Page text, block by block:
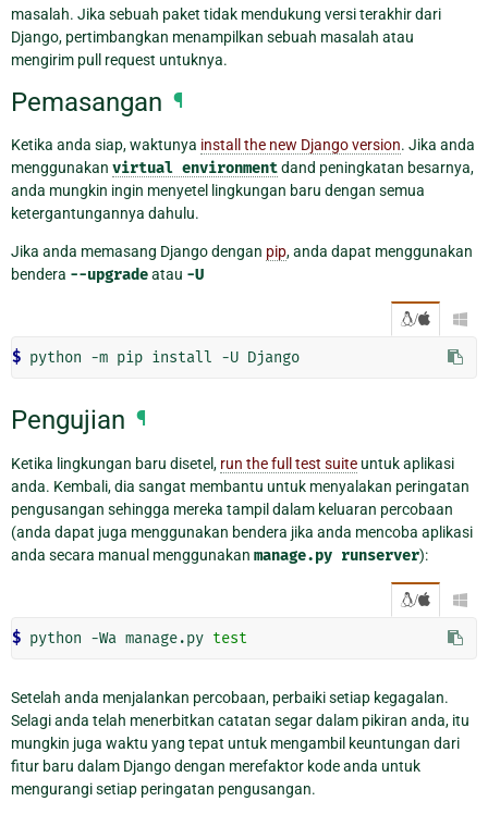
masalah. Jika sebuah paket tidak mendukung versi terakhir dari
Django, pertimbangkan menampilkan sebuah masalah atau
mengirim pull request untuknya.
Pemasangan ¶
Ketika anda siap, waktunya install the new Django version. Jika anda
menggunakan virtual environmentdand peningkatan besarnya,
anda mungkin ingin menyetel lingkungan baru dengan semua
ketergantungannya dahulu.
Jika anda memasang Django dengan pip, anda dapat menggunakan
bendera --upgradeatau -U
/ 
$ python -m pip install -U
Pengujian ¶
Ketika lingkungan baru disetel, run the full test suite untuk aplikasi
anda. Kembali, dia sangat membantu untuk menyalakan peringatan
pengusangan sehingga mereka tampil dalam keluaran percobaan
(anda dapat juga menggunakan bendera jika anda mencoba aplikasi
anda secara manual menggunakan manage.py runserver):
/ 
$ python -Wa manage.py test
Setelah anda menjalankan percobaan, perbaiki setiap kegagalan.
Selagi anda telah menerbitkan catatan segar dalam pikiran anda, itu
mungkin juga waktu yang tepat untuk mengambil keuntungan dari
fitur baru dalam Django dengan merefaktor kode anda untuk
mengurangi setiap peringatan pengusangan.